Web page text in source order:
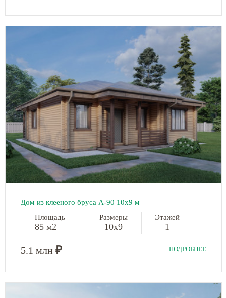
Дом из клееного бруса А-90 10х9 м
Площадь
85 м2
Размеры
10х9
Этажей
1
5.1 млн ₽ ПОДРОБНЕЕ